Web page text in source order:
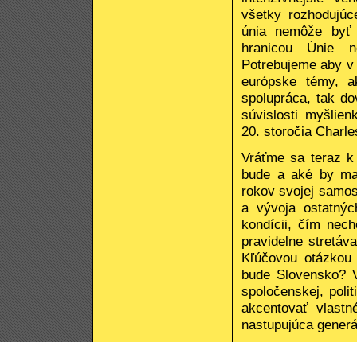
všetky
únia nemôže
hranicou Únie
Potrebujeme aby
európske témy,
spolupráca, tak
súvislosti
20. storočia
Vráťme sa teraz
bude a aké by
rokov svojej
a vývoja
kondícii, čím
pravidelne
Kľúčovou
bude
spoločenskej,
akcentovať
nastupujúca